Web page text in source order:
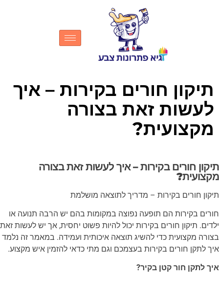
תיקון חורים בקירות – איך
לעשות זאת בצורה
מקצועית?
תיקון חורים בקירות – איך לעשות זאת בצורה
מקצועית?
תיקון חורים בקירות – מדריך לתוצאה מושלמת
חורים בקירות הם תופעה נפוצה במקומות בהם יש הרבה תנועה או
ילדים. תיקון חורים בקירות יכול להיות פשוט יחסית, אך יש לעשות זאת
בצורה מקצועית כדי להשיג תוצאה איכותית ועמידה. במאמר זה נלמד
איך לתקן חורים בקירות בעצמכם וגם מתי כדאי להזמין איש מקצוע.
איך לתקן חור קטן בקיר?